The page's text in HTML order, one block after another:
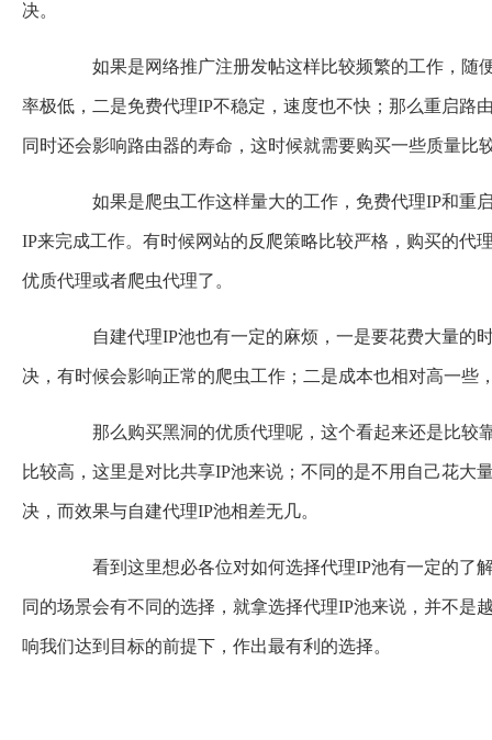
决。
如果是网络推广注册发帖这样比较频繁的工作，随
率极低，二是免费代理IP不稳定，速度也不快；那么重启路
同时还会影响路由器的寿命，这时候就需要购买一些质量比
如果是爬虫工作这样量大的工作，免费代理IP和重
IP来完成工作。有时候网站的反爬策略比较严格，购买的代
优质代理或者爬虫代理了。
自建代理IP池也有一定的麻烦，一是要花费大量的
决，有时候会影响正常的爬虫工作；二是成本也相对高一些
那么购买黑洞的优质代理呢，这个看起来还是比较
比较高，这里是对比共享IP池来说；不同的是不用自己花大
决，而效果与自建代理IP池相差无几。
看到这里想必各位对如何选择代理IP池有一定的了
同的场景会有不同的选择，就拿选择代理IP池来说，并不是
响我们达到目标的前提下，作出最有利的选择。